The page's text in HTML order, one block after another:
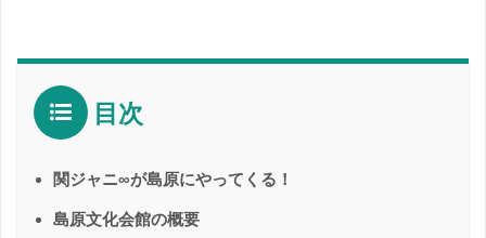
目次
関ジャニ∞が島原にやってくる！
島原文化会館の概要